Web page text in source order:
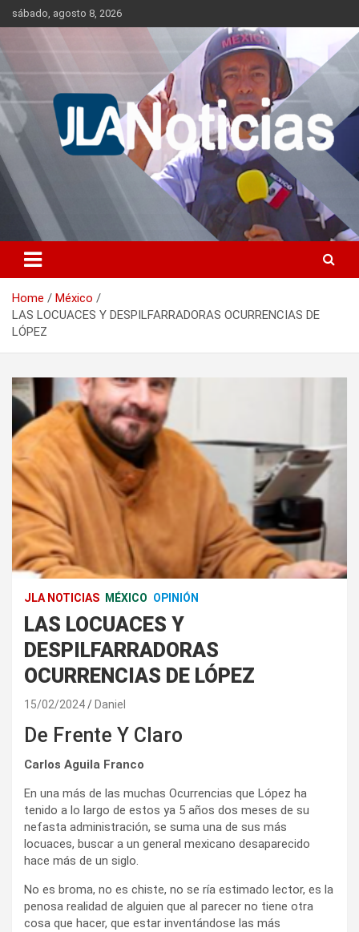
Skip
to
sábado, agosto 8, 2026
Jlanoticias
Información relevante en tiempo real.
Home
México
LAS LOCUACES Y DESPILFARRADORAS OCURRENCIAS DE
LÓPEZ
JLA NOTICIAS MÉXICO OPINIÓN
LAS LOCUACES Y
DESPILFARRADORAS
OCURRENCIAS DE LÓPEZ
15/02/2024 Daniel
De Frente Y Claro
Carlos Aguila Franco
En una más de las muchas Ocurrencias que López ha
tenido a lo largo de estos ya 5 años dos meses de su
nefasta administración, se suma una de sus más
locuaces, buscar a un general mexicano desaparecido
hace más de un siglo.
No es broma, no es chiste, no se ría estimado lector, es la
penosa realidad de alguien que al parecer no tiene otra
cosa que hacer, que estar inventándose las más